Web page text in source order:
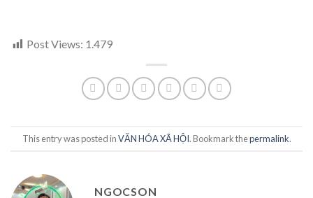
Post Views: 1.479
This entry was posted inVĂN HÓA XÃ HỘI. Bookmark thepermalink.
NGOCSON